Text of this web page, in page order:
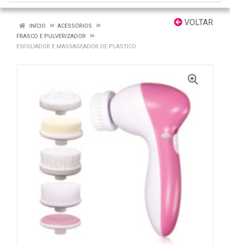
VOLTAR
INÍCIO
ACESSÓRIOS
FRASCO E PULVERIZADOR
ESFOLIADOR E MASSAGEADOR DE PLASTICO